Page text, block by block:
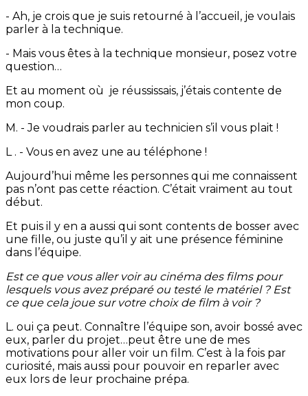
- Ah, je crois que je suis retourné à l’accueil, je voulais
parler à la technique.
- Mais vous êtes à la technique monsieur, posez votre
question…
Et au moment où je réussissais, j’étais contente de
mon coup.
M. - Je voudrais parler au technicien s’il vous plait !
L . - Vous en avez une au téléphone !
Aujourd’hui même les personnes qui me connaissent
pas n’ont pas cette réaction. C’était vraiment au tout
début.
Et puis il y en a aussi qui sont contents de bosser avec
une fille, ou juste qu’il y ait une présence féminine
dans l’équipe.
Est ce que vous aller voir au cinéma des films pour
lesquels vous avez préparé ou testé le matériel ? Est
ce que cela joue sur votre choix de film à voir ?
L. oui ça peut. Connaître l’équipe son, avoir bossé avec
eux, parler du projet…peut être une de mes
motivations pour aller voir un film. C’est à la fois par
curiosité, mais aussi pour pouvoir en reparler avec
eux lors de leur prochaine prépa.